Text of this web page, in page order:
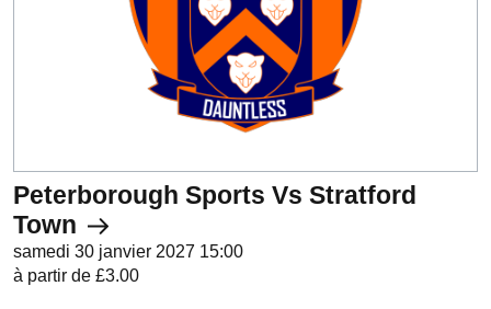
Peterborough Sports Vs Stratford
Town
samedi 30 janvier 2027 15:00
à partir de £3.00